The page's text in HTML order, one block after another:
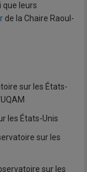
que leurs
de la Chaire Raoul-
sur les États-
les États-Unis
sur les
sur les